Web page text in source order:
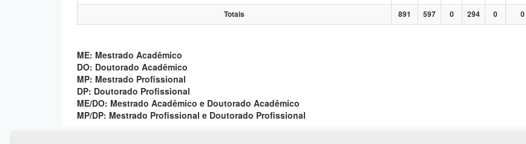
Totais
891 597 0 294 0 0
ME: Mestrado Acadêmico
DO: Doutorado Acadêmico
MP: Mestrado Profissional
DP: Doutorado Profissional
ME/DO: Mestrado Acadêmico e Doutorado Acadêmico
MP/DP: Mestrado Profissional e Doutorado Profissional